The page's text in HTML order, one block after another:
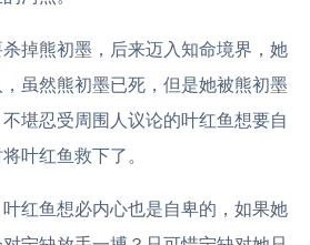
掉熊初墨，后来迈入知命境界，她
虽然熊初墨已死，但是她被熊初墨
堪忍受周围人议论的叶红鱼想要自
叶红鱼救下了。
红鱼想必内心也是自卑的，如果她